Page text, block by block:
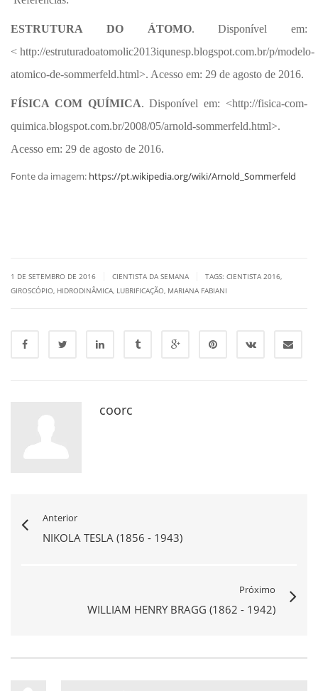
ESTRUTURA DO ÁTOMO. Disponível em:
< http://estruturadoatomolic2013iqunesp.blogspot.com.br/p/modelo-
atomico-de-sommerfeld.html>. Acesso em: 29 de agosto de 2016.
FÍSICA COM QUÍMICA. Disponível em: <http://fisica-com-
quimica.blogspot.com.br/2008/05/arnold-sommerfeld.html>.
Acesso em: 29 de agosto de 2016.
Fonte da imagem: https://pt.wikipedia.org/wiki/Arnold_Sommerfeld
1 DE SETEMBRO DE 2016 CIENTISTA DA SEMANA TAGS: CIENTISTA 2016
GIROSCÓPIO HIDRODINÂMICA LUBRIFICAÇÃO MARIANA FABIANI
coorc
Anterior
NIKOLA TESLA (1856 - 1943)
Próximo
WILLIAM HENRY BRAGG (1862 - 1942)